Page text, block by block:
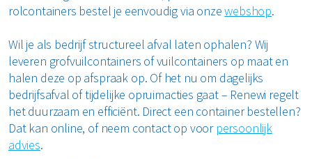
rolcontainers bestel je eenvoudig via onzewebshop.
Wil je als bedrijf structureel afval laten ophalen? Wij
leveren grofvuilcontainers of vuilcontainers op maat en
halen deze op afspraak op. Of het nu om dagelijks
bedrijfsafval of tijdelijke opruimacties gaat – Renewi regelt
het duurzaam en efficiënt. Direct een container bestellen?
Dat kan online, of neem contact op voor persoonlijk
advies.